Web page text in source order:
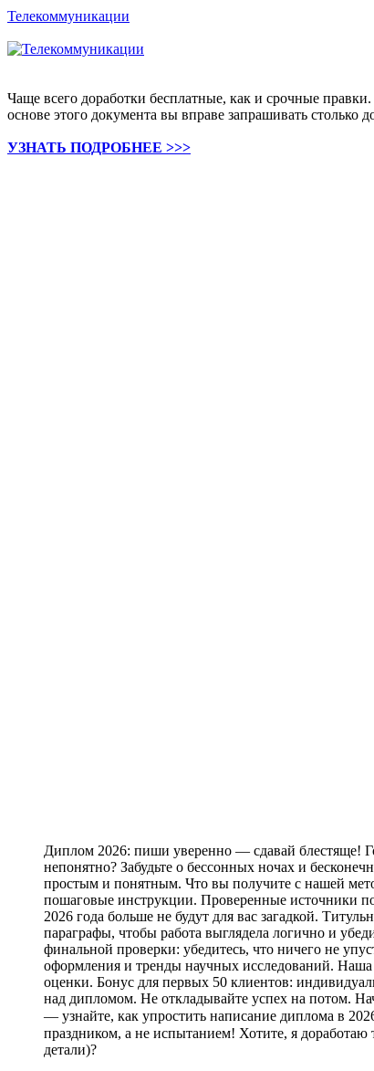
Телекоммуникации
Чаще всего доработки бесплатные, как и срочные
основе этого документа вы вправе запрашивать столько
УЗНАТЬ ПОДРОБНЕЕ >>>
Диплом 2026: пиши уверенно — сдавай блестяще!
непонятно? Забудьте о бессонных ночах и
простым и понятным. Что вы получите с нашей
пошаговые инструкции. Проверенные источники
2026 года больше не будут для вас загадкой.
параграфы, чтобы работа выглядела логично и
финальной проверки: убедитесь, что ничего не
оформления и тренды научных исследований. Наша
оценки. Бонус для первых 50 клиентов:
над дипломом. Не откладывайте успех на потом.
— узнайте, как упростить написание диплома в
праздником, а не испытанием! Хотите, я
детали)?